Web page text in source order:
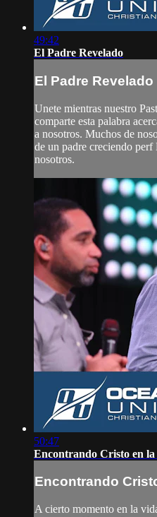
49:42
El Padre Revelado
El Padre Revelado
Unete mientras nuestro
comparte esta palabra
a nosotros. Muchos de
de un padre creciendo
nosotros.
50:47
Encontrando Cristo en la
Encontrando
A cierto momento en la